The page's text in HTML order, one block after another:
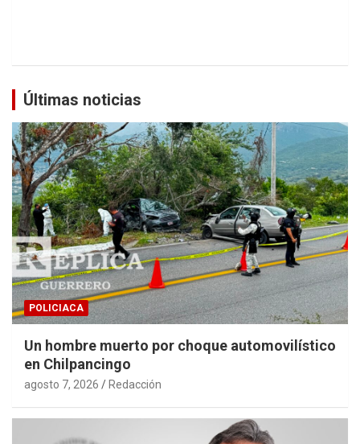
Últimas noticias
POLICIACA
Un hombre muerto por choque automovilístico
en Chilpancingo
agosto 7, 2026 Redacción